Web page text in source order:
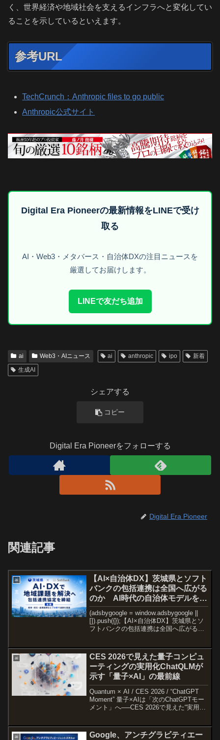
く、世界経済や地域社会を支えるインフラへと変化してい
ることを示しているといえます。
参考URL
TechCrunch：Anthropic files to go public
Anthropic公式サイト
Digital Era Pioneerの最新情報をLINEで受け
取る
AI・Web3・メタバース・自治体DXの注目ニュースを
厳選してお届けします。
LINEで友だち追加
ai Web3・AIニュース ai anthropic ipo
新着
生成AI
シェアする
コピー
Digital Era Pioneerをフォローする
Digital Era Pioneer
関連記事
ai
【AI×自治体DX】茨城県とソフト
バンクの包括連携は全国へ広がる
のか AI時代の自治体モデルを読
み解く【後編】
(adsbygoogle = window.adsbygoogle ||
[]).push({});【AI×自治体DX】茨城県とソ
フトバンクの包括連携は全国へ広がるの
ク...
ai
CES 2026で見えた量子コンピュ
ーティングの実用化ChatQLMが
示す「量子×AI」の最前線
Quantum × AI / CES 2026 / “ChatGPT
Moment” 量子×AIは「次のChatGPTモー
メント」へ──CES 2026で見えた“実用フ
ai
Google、アンチグラビティエー